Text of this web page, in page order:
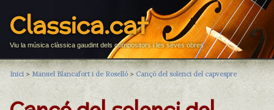
Classica.cat
Viu la música clàssica gaudint dels compositors i les seves obres
Inici > Manuel Blancafort i de Roselló> Cançó del solenci del capvespre